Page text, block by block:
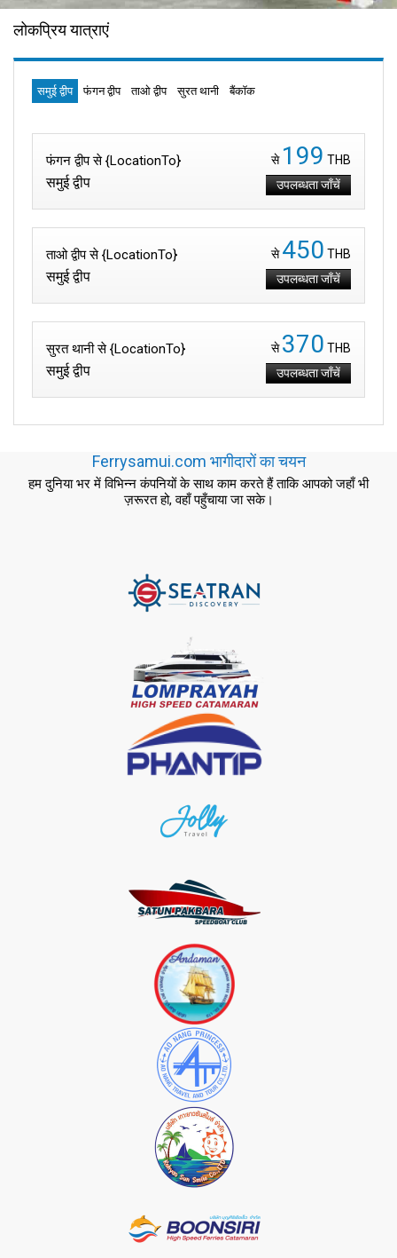
लोकप्रिय यात्राएं
समुई द्वीप फंगन द्वीप ताओ द्वीप सुरत थानी बैंकॉक
फंगन द्वीप से {LocationTo}
समुई द्वीप
से 199 THB
उपलब्धता जाँचें
ताओ द्वीप से {LocationTo}
समुई द्वीप
से450 THB
उपलब्धता जाँचें
सुरत थानी से {LocationTo}
समुई द्वीप
से370 THB
उपलब्धता जाँचें
Ferrysamui.com भागीदारों का चयन
हम दुनिया भर में विभिन्न कंपनियों के साथ काम करते हैं ताकि आपको जहाँ भी
ज़रूरत हो, वहाँ पहुँचाया जा सके।